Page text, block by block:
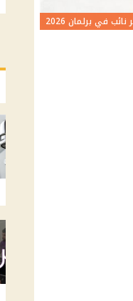
في برلمان 2026